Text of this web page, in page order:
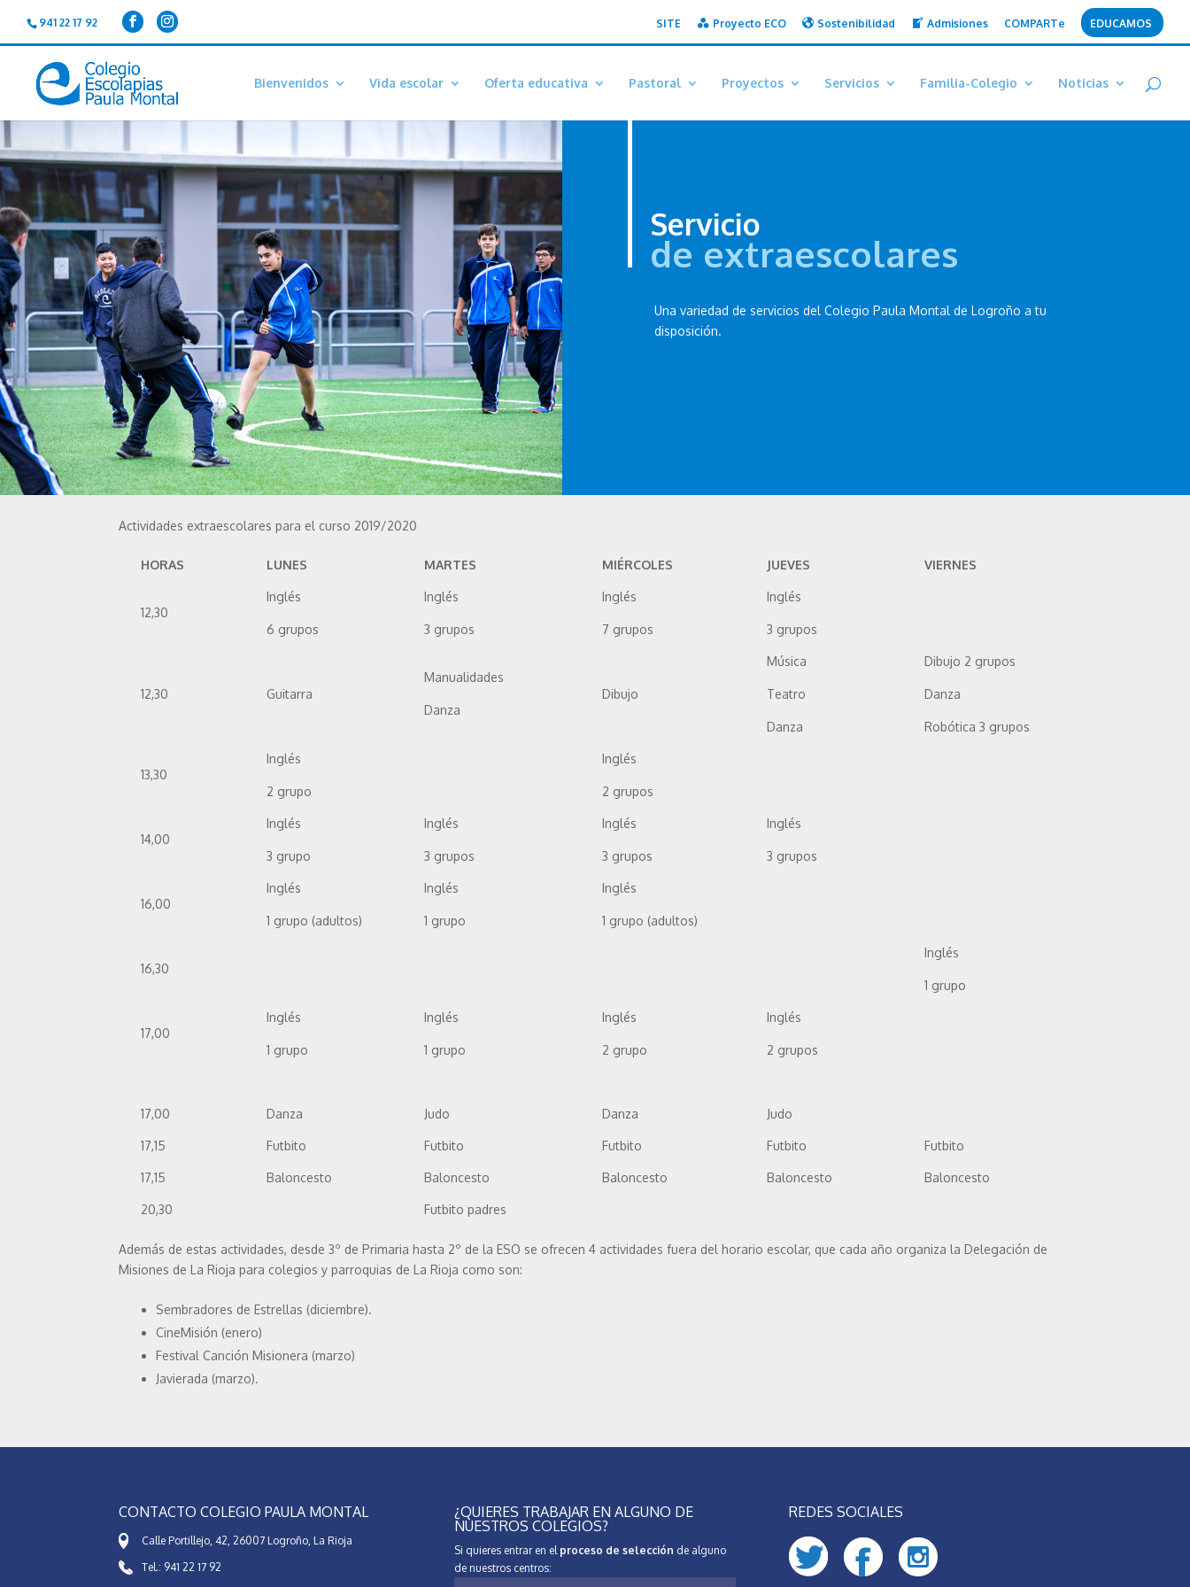
941 22 17 92 SITE Proyecto ECO Sostenibilidad Admisiones COMPARTe EDUCAMOS
Bienvenidos Vida escolar Oferta educativa Pastoral Proyectos Servicios Familia-Colegio Noticias
Servicio
de extraescolares
Una variedad de servicios del Colegio Paula Montal de Logroño a tu
disposición.
Actividades extraescolares para el curso 2019/2020
HORAS LUNES MARTES MIÉRCOLES JUEVES VIERNES
12,30
Inglés
6 grupos
Inglés
3 grupos
Inglés
7 grupos
Inglés
3 grupos
12,30 Guitarra
Manualidades
Danza
Dibujo
Música
Teatro
Danza
Dibujo 2 grupos
Danza
Robótica 3 grupos
13,30
Inglés
2 grupo
Inglés
2 grupos
14,00
Inglés
3 grupo
Inglés
3 grupos
Inglés
3 grupos
Inglés
3 grupos
16,00
Inglés
1 grupo (adultos)
Inglés
1 grupo
Inglés
1 grupo (adultos)
16,30
Inglés
1 grupo
17,00
Inglés
1 grupo
Inglés
1 grupo
Inglés
2 grupo
Inglés
2 grupos
17,00 Danza Judo Danza Judo
17,15 Futbito Futbito Futbito Futbito Futbito
17,15 Baloncesto Baloncesto Baloncesto Baloncesto Baloncesto
20,30 Futbito padres
Además de estas actividades, desde 3º de Primaria hasta 2º de la ESO se ofrecen 4 actividades fuera del horario escolar, que cada año organiza la Delegación de
Misiones de La Rioja para colegios y parroquias de La Rioja como son:
Sembradores de Estrellas (diciembre).
CineMisión (enero)
Festival Canción Misionera (marzo)
Javierada (marzo).
CONTACTO COLEGIO PAULA MONTAL
Calle Portillejo, 42, 26007 Logroño, La Rioja
Tel.: 941 22 17 92
¿QUIERES TRABAJAR EN ALGUNO DE
NUESTROS COLEGIOS?
Si quieres entrar en el proceso de selección de alguno
de nuestros centros:
REDES SOCIALES